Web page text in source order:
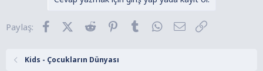
e
Paylaş: FacebookX (Twitter)
Reddit Pinterest
Tumblr WhatsApp
E-posta
Kids - Çocukların Dünyası